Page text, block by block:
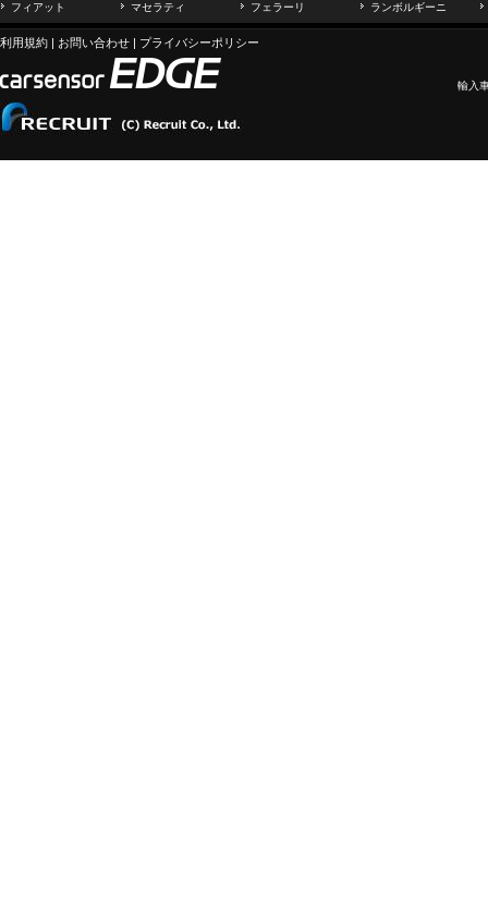
フィアット
マセラティ フェラーリ ランボルギーニ
利用規約 | お問い合わせ | プライバシーポリシー
輸入